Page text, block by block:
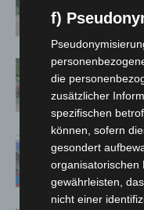
Kreuz
Mann
A7 –
f)
die
zusätzlicher
spezifischen
können, sofern
gesondert
organisatorischen
gewährleisten,
nicht einer